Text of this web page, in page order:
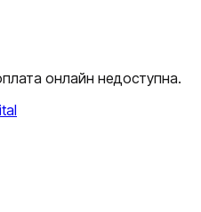
онлайн недоступна.